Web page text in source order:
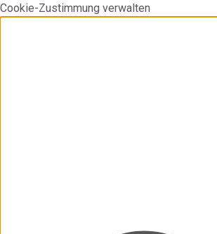
Cookie-Zustimmung verwalten